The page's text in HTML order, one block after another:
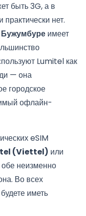
быть 3G, а в
нет.
Бужумбуре имеет
Lumitel как
— она
городское
офлайн-
eSIM
(Viettel) или
неизменно
Во всех
иметь